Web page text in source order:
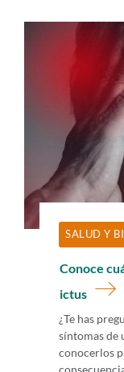
SALUD Y
Conoce
ictus
¿Te has
síntomas de
conocerlos